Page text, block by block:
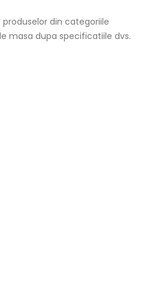
din categoriile
masa dupa specificatiile dvs.